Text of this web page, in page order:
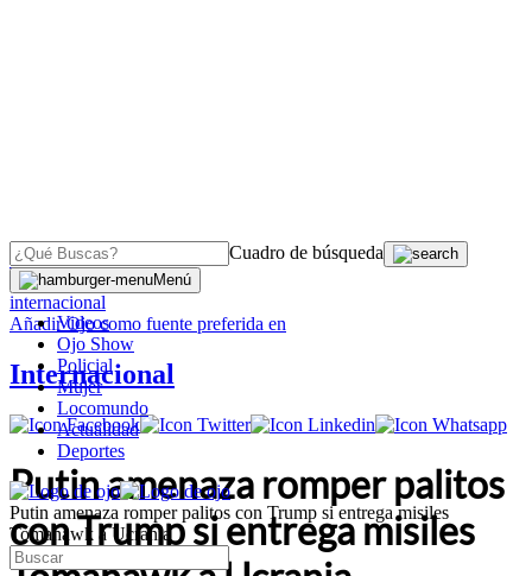
Cuadro de búsqueda
Menú
Videos
Ojo Show
Policial
Mujer
Locomundo
Actualidad
Deportes
Putin amenaza romper palitos con Trump si entrega misiles
Tomahawk a Ucrania
OJO
internacional
AñadirOjocomo fuente preferida en
Internacional
Putin amenaza romper palitos
con Trump si entrega misiles